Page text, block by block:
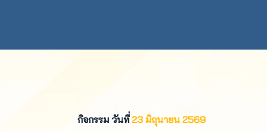
กิจกรรม วันที่23 มิถุนายน 2569